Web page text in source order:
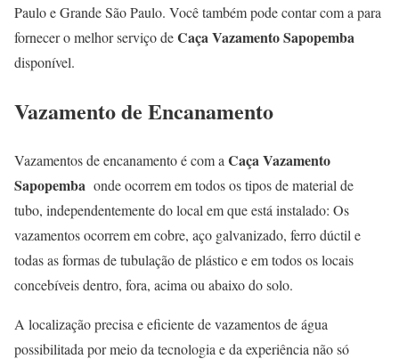
Paulo e Grande São Paulo. Você também pode contar com a para
fornecer o melhor serviço deCaça Vazamento Sapopemba
disponível.
Vazamento de Encanamento
Vazamentos de encanamento é com a Caça Vazamento
Sapopemba onde ocorrem em todos os tipos de material de
tubo, independentemente do local em que está instalado: Os
vazamentos ocorrem em cobre, aço galvanizado, ferro dúctil e
todas as formas de tubulação de plástico e em todos os locais
concebíveis dentro, fora, acima ou abaixo do solo.
A localização precisa e eficiente de vazamentos de água
possibilitada por meio da tecnologia e da experiência não só